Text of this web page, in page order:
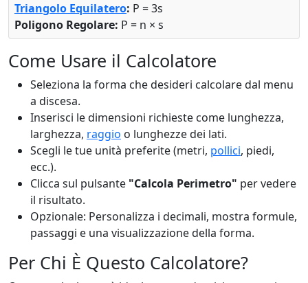
Triangolo Equilatero: P = 3s
Poligono Regolare: P = n × s
Come Usare il Calcolatore
Seleziona la forma che desideri calcolare dal menu
a discesa.
Inserisci le dimensioni richieste come lunghezza,
larghezza, raggio o lunghezze dei lati.
Scegli le tue unità preferite (metri, pollici, piedi,
ecc.).
Clicca sul pulsante "Calcola Perimetro" per vedere
il risultato.
Opzionale: Personalizza i decimali, mostra formule,
passaggi e una visualizzazione della forma.
Per Chi È Questo Calcolatore?